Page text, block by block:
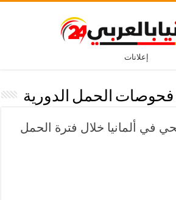
إعلانات
فحوصات الحمل الدورية
في ألمانيا خلال فترة الحمل